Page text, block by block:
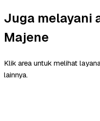
Juga melayani
Majene
Klik area untuk melihat
lainnya.